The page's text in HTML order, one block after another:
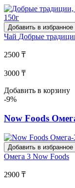
Добавить в избранное
Чай Добрые
2500 ₸
3000 ₸
Добавить в корзину
-9%
Now Foods
Добавить в избранное
Омега 3 Now Foods
2900 ₸